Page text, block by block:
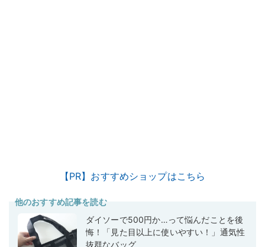
【PR】おすすめショップはこちら
他のおすすめ記事を読む
ダイソーで500円か…って悩んだことを後
悔！「見た目以上に使いやすい！」通気性
抜群なバッグ